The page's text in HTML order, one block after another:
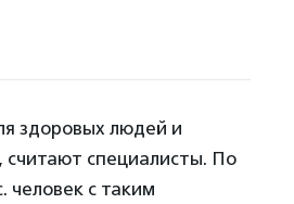
здоровых людей и
считают специалисты. По
человек с таким